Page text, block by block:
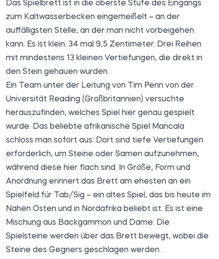
Das Spielbrett ist in die oberste Stufe des Eingangs
zum Kaltwasserbecken eingemeißelt – an der
auffälligsten Stelle, an der man nicht vorbeigehen
kann. Es ist klein: 34 mal 9,5 Zentimeter. Drei Reihen
mit mindestens 13 kleinen Vertiefungen, die direkt in
den Stein gehauen wurden.
Ein Team unter der Leitung von Tim Penn von der
Universität Reading (Großbritannien) versuchte
herauszufinden, welches Spiel hier genau gespielt
wurde. Das beliebte afrikanische Spiel Mancala
schloss man sofort aus: Dort sind tiefe Vertiefungen
erforderlich, um Steine oder Samen aufzunehmen,
während diese hier flach sind. In Größe, Form und
Anordnung erinnert das Brett am ehesten an ein
Spielfeld für Tab/Sig – ein altes Spiel, das bis heute im
Nahen Osten und in Nordafrika beliebt ist. Es ist eine
Mischung aus Backgammon und Dame: Die
Spielsteine werden über das Brett bewegt, wobei die
Steine des Gegners geschlagen werden.